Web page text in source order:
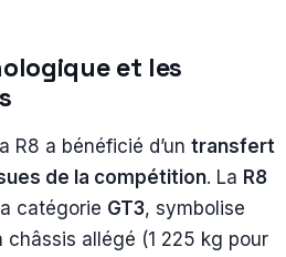
et les
R8 a bénéficié d’un transfert
de la compétition. La R8
catégorie GT3, symbolise
allégé (1 225 kg pour